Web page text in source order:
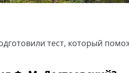
тест, который